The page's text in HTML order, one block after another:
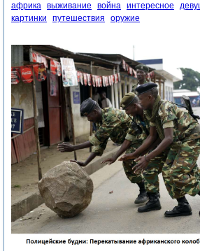
африка выживание война интересное
картинки
путешествия оружие